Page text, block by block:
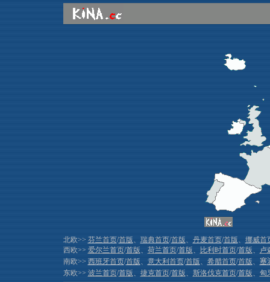
北欧>>芬兰首页/首版、瑞典首页/首版、丹麦首页/首版、挪威首
西欧>>爱尔兰首页/首版、荷兰首页/首版、比利时首页/首版、卢
南欧>>西班牙首页/首版、意大利首页/首版、希腊首页/首版、塞
东欧>>波兰首页/首版、捷克首页/首版、斯洛伐克首页/首版、匈